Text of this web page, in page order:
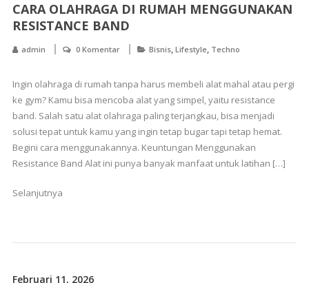
CARA OLAHRAGA DI RUMAH MENGGUNAKAN
RESISTANCE BAND
admin 0 Komentar Bisnis, Lifestyle, Techno
Ingin olahraga di rumah tanpa harus membeli alat mahal atau pergi
ke gym? Kamu bisa mencoba alat yang simpel, yaitu resistance
band. Salah satu alat olahraga paling terjangkau, bisa menjadi
solusi tepat untuk kamu yang ingin tetap bugar tapi tetap hemat.
Begini cara menggunakannya. Keuntungan Menggunakan
Resistance Band Alat ini punya banyak manfaat untuk latihan […]
Selanjutnya
Februari 11, 2026